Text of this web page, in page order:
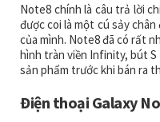
Note8 chính là câu trả lời
được coi là một cú sảy
của mình. Note8 đã có rất
hình tràn viền Infinity, bút S
sản phẩm trước khi bán ra
Điện thoại Galaxy